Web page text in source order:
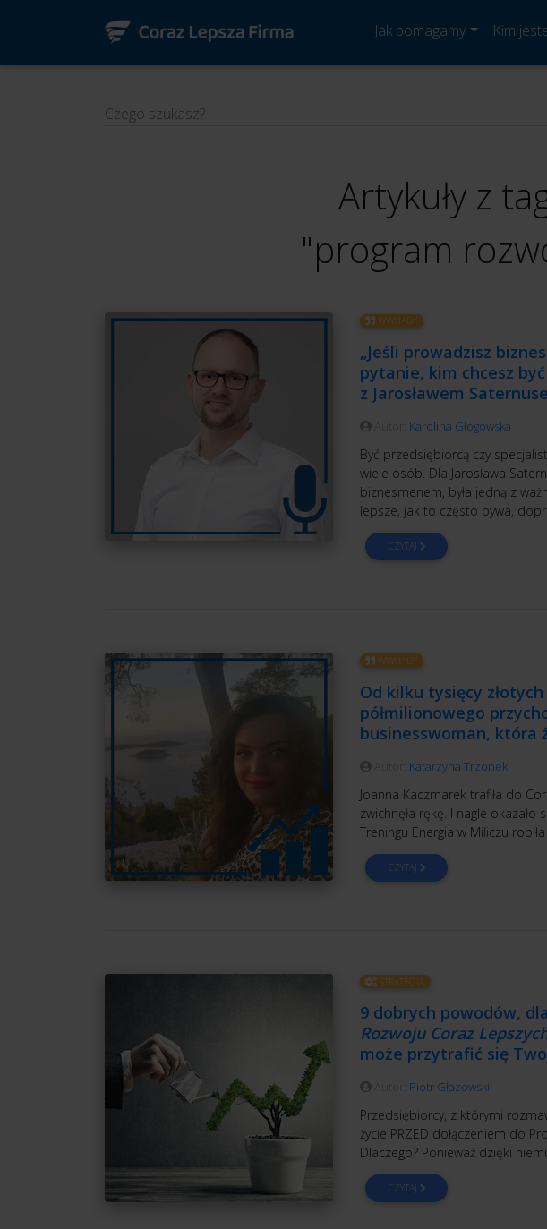
Jak pomagamy Kim
Czego szukasz?
Artykuły z
"program
WYWIADY
„Jeśli prowadzisz
pytanie, kim chcesz
z Jarosławem
Karolina Głogowska
Być przedsiębiorcą czy
wiele osób. Dla Jarosława
biznesmenem, była jedną z
lepsze, jak to często bywa,
CZYTAJ
WYWIADY
Od kilku tysięcy
półmilionowego
businesswoman, która
Katarzyna Trzonek
Joanna Kaczmarek trafiła do
zwichnęła rękę. I nagle
Treningu Energia w Miliczu
CZYTAJ
STRATEGIA
9 dobrych powodów,
Rozwoju Coraz
może przytrafić się
Piotr Głazowski
Przedsiębiorcy, z którymi
życie PRZED dołączeniem do
Dlaczego? Ponieważ dzięki
CZYTAJ